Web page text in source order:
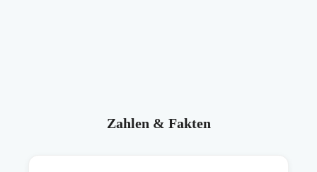
Zahlen & Fakten